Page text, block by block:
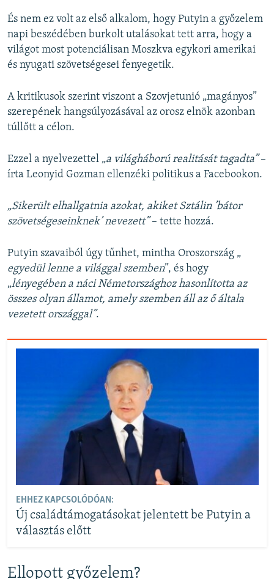
És nem ez volt az első alkalom, hogy Putyin a győzelem
napi beszédében burkolt utalásokat tett arra, hogy a
világot most potenciálisan Moszkva egykori amerikai
és nyugati szövetségesei fenyegetik.
A kritikusok szerint viszont a Szovjetunió „magányos”
szerepének hangsúlyozásával az orosz elnök azonban
túllőtt a célon.
Ezzel a nyelvezettel „​a világháború realitását tagadta”–
írta Leonyid Gozman ellenzéki politikus a Facebookon.
„Sikerült elhallgatnia azokat, akiket Sztálin ’bátor
szövetségeseinknek’ nevezett”– tette hozzá.
Putyin szavaiból úgy tűnhet, mintha Oroszország „​
egyedül lenne a világgal szemben”, és hogy
„lényegében a náci Németországhoz hasonlította az
összes olyan államot, amely szemben áll az ő általa
vezetett országgal”.
EHHEZ KAPCSOLÓDÓAN:
Új családtámogatásokat jelentett be Putyin a
választás előtt
Ellopott győzelem?